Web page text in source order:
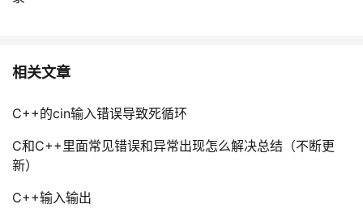
相关文章
C++的cin输入错误导致死循环
C和C++里面常见错误和异常出现怎么解决总结（不断更
新）
C++输入输出